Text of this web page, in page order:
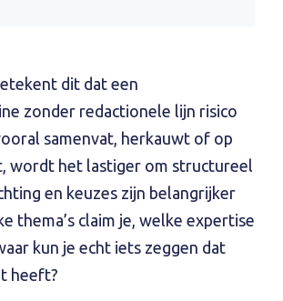
dit dat een
zonder redactionele lijn risico
samenvat, herkauwt of op
wordt het lastiger om structureel
en keuzes zijn belangrijker
thema’s claim je, welke expertise
kun je echt iets zeggen dat
heeft?